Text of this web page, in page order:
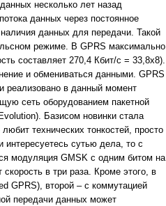
несколько лет назад
данных через постоянное
данных для передачи. Такой
режиме. В GPRS максимально
составляет 270,4 Кбит/с = 33,8х8).
и обмениваться данными. GPRS
реализовано в данный момент
сеть оборудованием пакетной
Базисом новинки стала
технических тонкостей, просто
сутью дела, то с
модуляция GMSK с одним битом на
в три раза. Кроме этого, в
GPRS), второй – с коммутацией
передачи данных может